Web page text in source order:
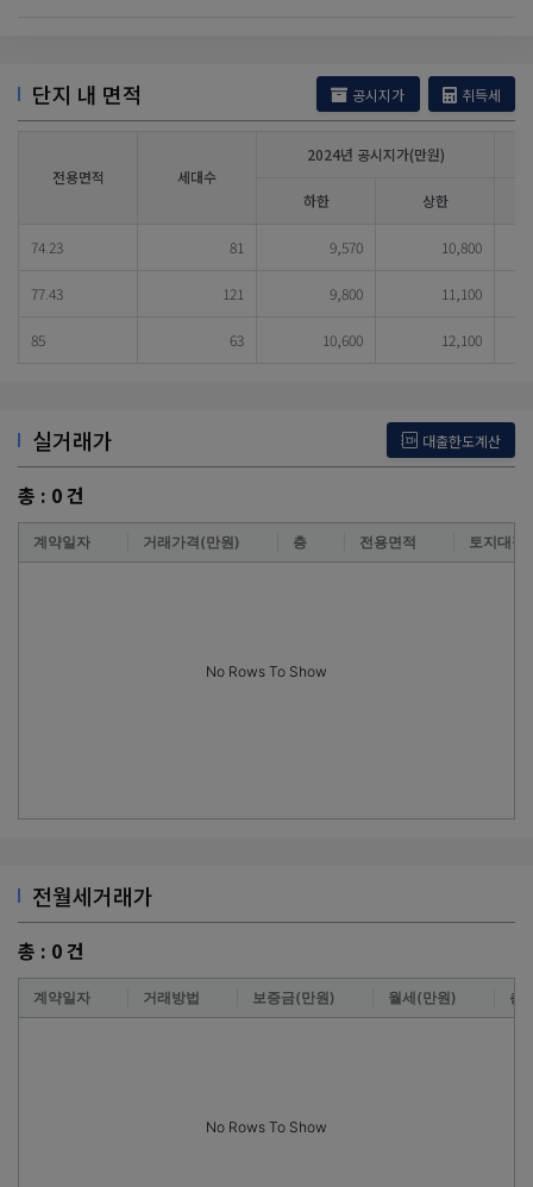
단지 내 면적 공시지가 취득세
전용면적 세대수
2024년 공시지가(만원)
하한 상한
74.23 81 9,570 10,800
77.43 121 9,800 11,100
85 63 10,600 12,100
실거래가 대출한도계산
총 : 0건
계약일자 거래가격(만원) 층 전용면적 토지대장
No Rows To Show
전월세거래가
총 : 0건
계약일자 거래방법 보증금(만원) 월세(만원) 층
No Rows To Show